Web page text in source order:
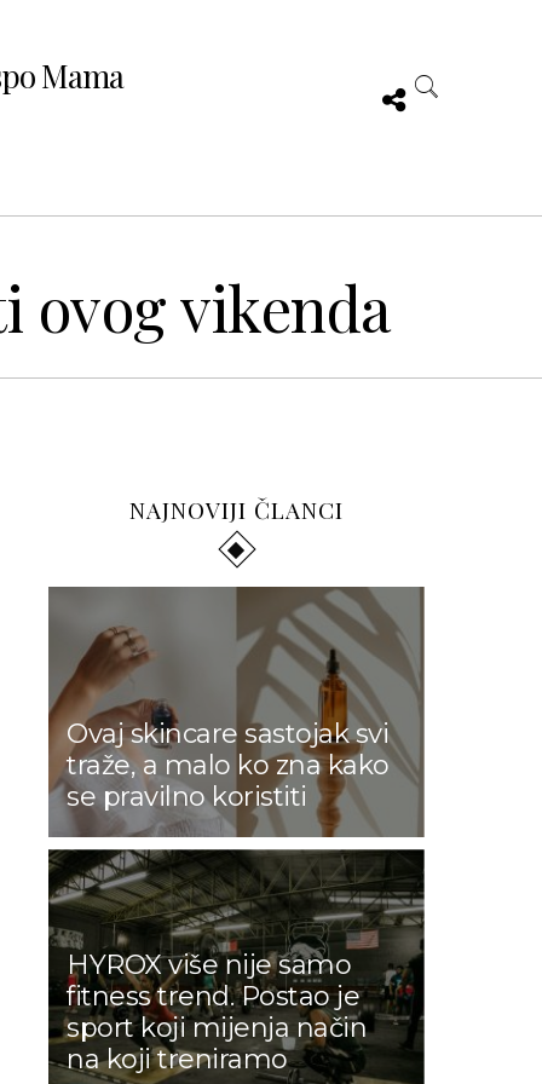
Mama
ovog vikenda
NAJNOVIJI ČLANCI
Ovaj skincare sastojak svi
traže, a malo ko zna kako
se pravilno koristiti
HYROX više nije samo
fitness trend. Postao je
sport koji mijenja način
na koji treniramo